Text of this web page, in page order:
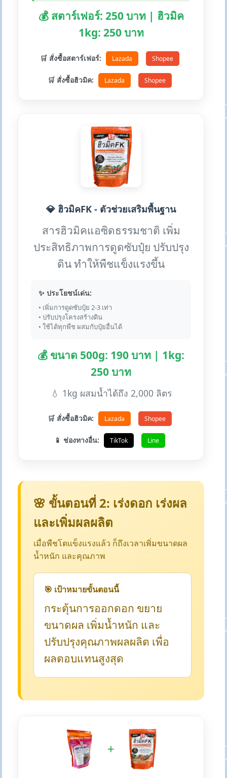
💰 สตาร์เฟอร์: 250 บาท | ฮิวมิค
1kg: 250 บาท
🛒 สั่งซื้อสตาร์เฟอร์: Lazada Shopee
🛒 สั่งซื้อฮิวมิค: Lazada Shopee
💎 ฮิวมิคFK - ตัวช่วยเสริมพื้นฐาน
สารฮิวมิคแอซิดธรรมชาติ เพิ่ม
ประสิทธิภาพการดูดซับปุ๋ย ปรับปรุง
ดิน ทำให้พืชแข็งแรงขึ้น
✨ ประโยชน์เด่น:
• เพิ่มการดูดซับปุ๋ย 2-3 เท่า
• ปรับปรุงโครงสร้างดิน
• ใช้ได้ทุกพืช ผสมกับปุ๋ยอื่นได้
💰 ขนาด 500g: 190 บาท | 1kg:
250 บาท
💧 1kg ผสมน้ำได้ถึง 2,000 ลิตร
🛒 สั่งซื้อฮิวมิค: Lazada Shopee
📱 ช่องทางอื่น: TikTok Line
🌸 ขั้นตอนที่ 2: เร่งดอก เร่งผล
และเพิ่มผลผลิต
เมื่อพืชโตแข็งแรงแล้ว ก็ถึงเวลาเพิ่มขนาดผล
น้ำหนัก และคุณภาพ
🎯 เป้าหมายขั้นตอนนี้
กระตุ้นการออกดอก ขยาย
ขนาดผล เพิ่มน้ำหนัก และ
ปรับปรุงคุณภาพผลผลิต เพื่อ
ผลตอบแทนสูงสุด
+